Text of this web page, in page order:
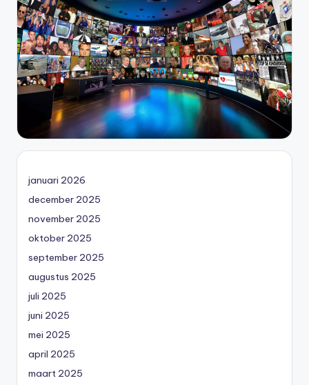
januari 2026
december 2025
november 2025
oktober 2025
september 2025
augustus 2025
juli 2025
juni 2025
mei 2025
april 2025
maart 2025